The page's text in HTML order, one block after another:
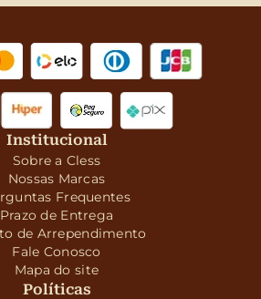
Institucional
Sobre a Cless
Nossas Marcas
Frequentes
Prazo de Entrega
de Arrependimento
Fale Conosco
Mapa do site
Políticas